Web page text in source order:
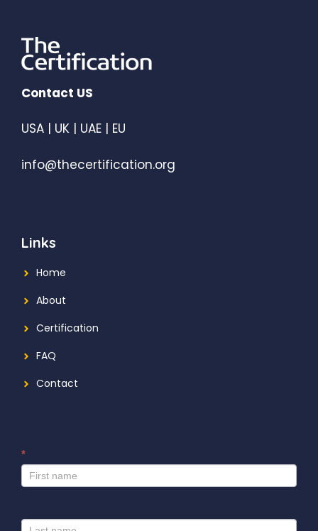
Contact US
USA | UK | UAE | EU
info@thecertification.org
Links
Home
About
Certification
FAQ
Contact
*
I
y